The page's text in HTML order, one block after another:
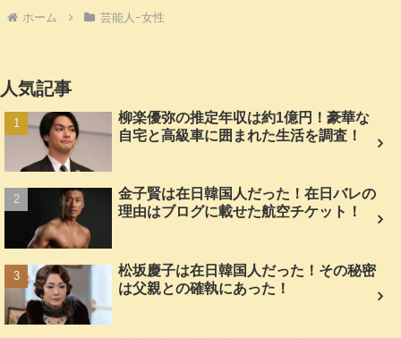
ホーム 芸能人ｰ女性
人気記事
柳楽優弥の推定年収は約1億円！豪華な
自宅と高級車に囲まれた生活を調査！
金子賢は在日韓国人だった！在日バレの
理由はブログに載せた航空チケット！
松坂慶子は在日韓国人だった！その秘密
は父親との確執にあった！